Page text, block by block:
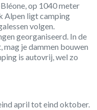
op 1040 meter
Alpen ligt camping
volgen.
georganiseerd. In de
je dammen bouwen
is autovrij, wel zo
april tot eind oktober.